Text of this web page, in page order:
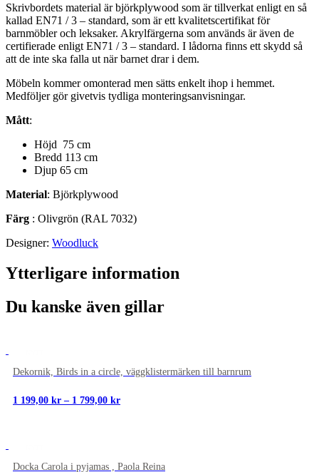
Skrivbordets material är björkplywood som är tillverkat enligt en så
kallad EN71 / 3 – standard, som är ett kvalitetscertifikat för
barnmöbler och leksaker. Akrylfärgerna som används är även de
certifierade enligt EN71 / 3 – standard. I lådorna finns ett skydd så
att de inte ska falla ut när barnet drar i dem.
Möbeln kommer omonterad men sätts enkelt ihop i hemmet.
Medföljer gör givetvis tydliga monteringsanvisningar.
Mått:
Höjd 75 cm
Bredd 113 cm
Djup 65 cm
Material: Björkplywood
Färg : Olivgrön (RAL 7032)
Designer: Woodluck
Ytterligare information
Du kanske även gillar
Dekornik, Birds in a circle, väggklistermärken till barnrum
1 199,00 kr – 1 799,00 krPrisintervall:
Docka Carola i pyjamas , Paola Reina